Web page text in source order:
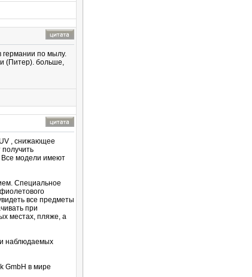
германии по мылу.
(Питер). больше,
, снижающее
Все модели имеют
Специальное
все предметы
при
местах, пляже, а
наблюдаемых
GmbH в мире